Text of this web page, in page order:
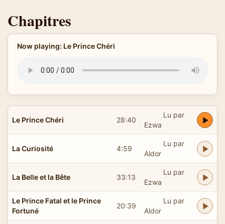
Chapitres
Now playing: Le Prince Chéri
Le Prince Chéri 28:40
Lu par
Ezwa
La Curiosité 4:59
Lu par
Aldor
La Belle et la Bête 33:13
Lu par
Ezwa
Le Prince Fatal et le Prince
Fortuné
20:39
Lu par
Aldor